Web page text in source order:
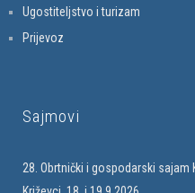
Ugostiteljstvo i turizam
Prijevoz
Sajmovi
28. Obrtnički i gospodarski sajam